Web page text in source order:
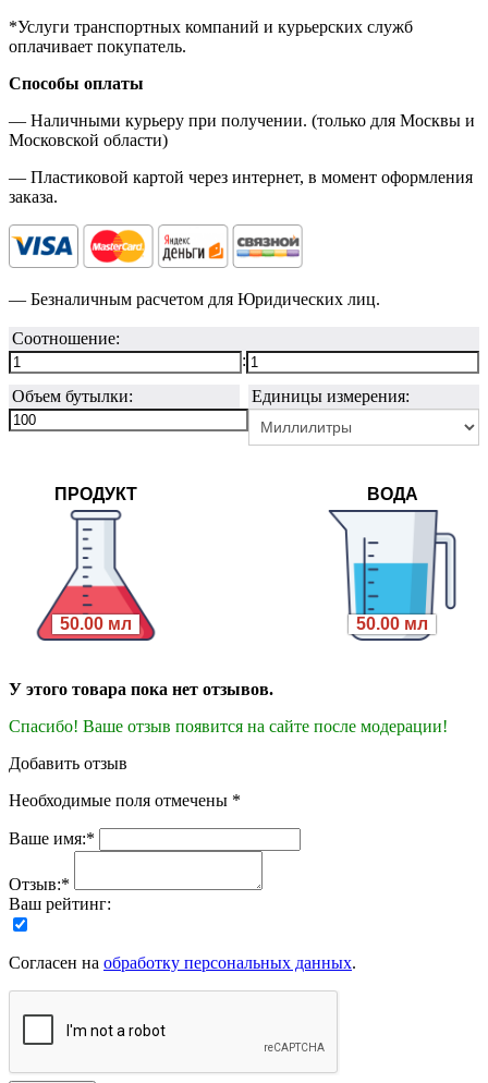
*Услуги транспортных компаний и курьерских служб
оплачивает покупатель.
Способы оплаты
— Наличными курьеру при получении. (только для Москвы и
Московской области)
— Пластиковой картой через интернет, в момент оформления
заказа.
— Безналичным расчетом для Юридических лиц.
Соотношение:
:
Объем бутылки:
Единицы измерения:
ПРОДУКТ
50.00 мл
ВОДА
50.00 мл
У этого товара пока нет отзывов.
Спасибо! Ваше отзыв появится на сайте после модерации!
Добавить отзыв
Необходимые поля отмечены *
Ваше имя:*
Отзыв:*
Ваш рейтинг:
Согласен на обработку персональных данных.